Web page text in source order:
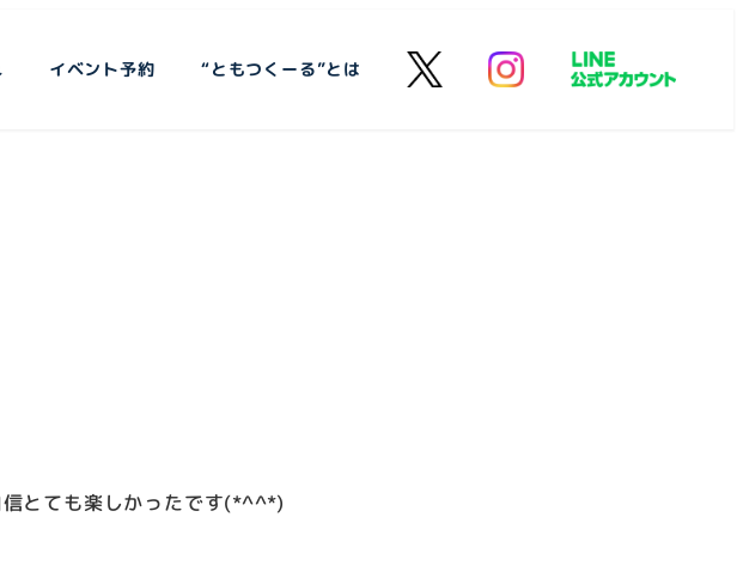
イベント予約 “ともつくーる”とは
信とても楽しかったです(*^^*)